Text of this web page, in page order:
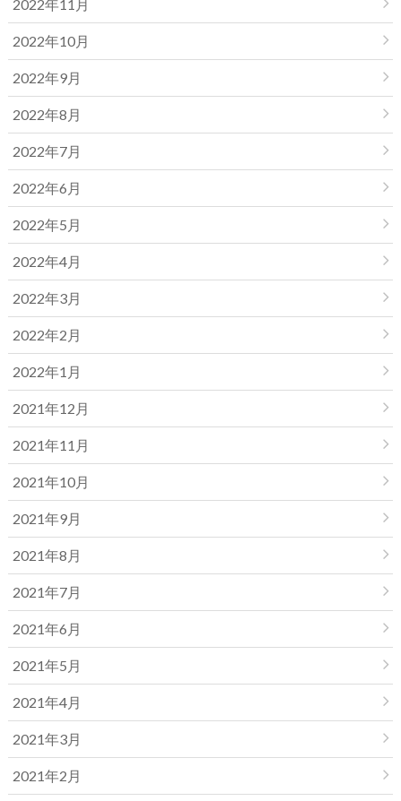
2022年11月
2022年10月
2022年9月
2022年8月
2022年7月
2022年6月
2022年5月
2022年4月
2022年3月
2022年2月
2022年1月
2021年12月
2021年11月
2021年10月
2021年9月
2021年8月
2021年7月
2021年6月
2021年5月
2021年4月
2021年3月
2021年2月